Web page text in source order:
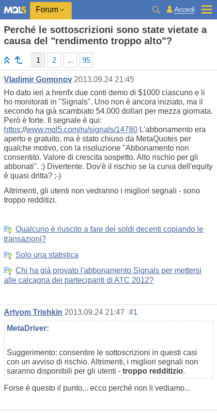
Forum Accedi
Perché le sottoscrizioni sono state vietate a
causa del "rendimento troppo alto"?
1 2 ... 95
Vladimir Gomonov 2013.09.24 21:45
Ho dato ieri a hrenfx due conti demo di $1000 ciascuno e li
ho monitorati in "Signals". Uno non è ancora iniziato, ma il
secondo ha già scambiato 54.000 dollari per mezza giornata.
Però è forte. Il segnale è qui:
https://www.mql5.com/ru/signals/14780 L'abbonamento era
aperto e gratuito, ma è stato chiuso da MetaQuotes per
qualche motivo, con la risoluzione "Abbonamento non
consentito. Valore di crescita sospetto. Alto rischio per gli
abbonati". :) Divertente. Dov'è il rischio se la curva dell'equity
è quasi dritta? ;-)
Altrimenti, gli utenti non vedranno i migliori segnali - sono
troppo redditizi.
Qualcuno è riuscito a fare dei soldi decenti copiando le
transazioni?
Solo una statistica
Chi ha già provato l'abbonamento Signals per mettersi
alle calcagna dei partecipanti di ATC 2012?
Artyom Trishkin 2013.09.24 21:47 #1
MetaDriver:
Suggerimento: consentire le sottoscrizioni in questi casi
con un avviso di rischio. Altrimenti, i migliori segnali non
saranno disponibili per gli utenti - troppo redditizio.
Forse è questo il punto... ecco perché non li vediamo...